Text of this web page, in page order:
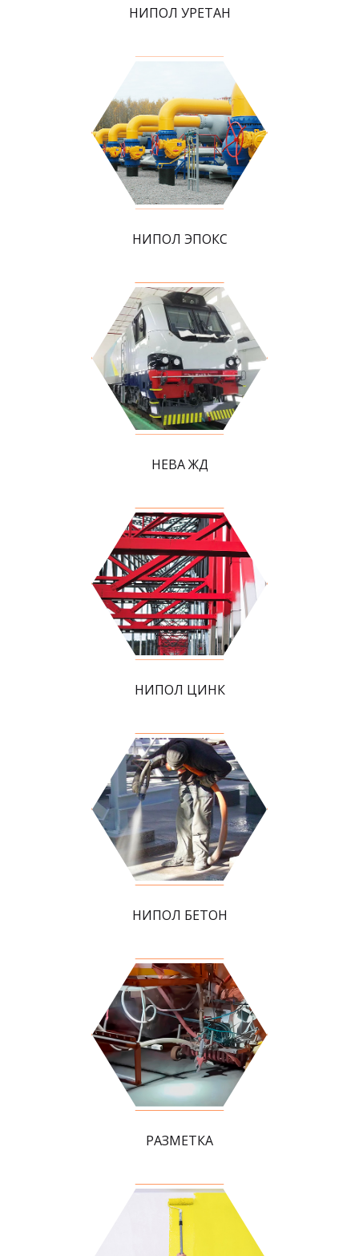
НИПОЛ УРЕТАН
НИПОЛ ЭПОКС
НЕВА ЖД
НИПОЛ ЦИНК
НИПОЛ БЕТОН
РАЗМЕТКА